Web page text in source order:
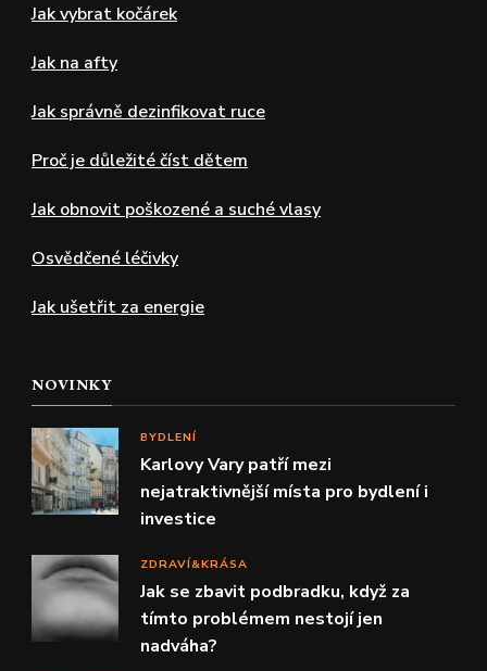
Jak vybrat kočárek
Jak na afty
Jak správně dezinfikovat ruce
Proč je důležité číst dětem
Jak obnovit poškozené a suché vlasy
Osvědčené léčivky
Jak ušetřit za energie
NOVINKY
BYDLENÍ
Karlovy Vary patří mezi
nejatraktivnější místa pro bydlení i
investice
ZDRAVÍ&KRÁSA
Jak se zbavit podbradku, když za
tímto problémem nestojí jen
nadváha?